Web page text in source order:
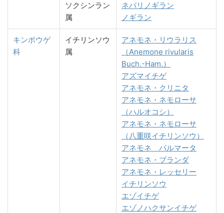
ソクシンラン
属
ネバリノギラン
ノギラン
キンポウゲ
科
イチリンソウ
属
アネモネ・リウラリス
（Anemone rivularis
Buch.-Ham.）
アズマイチゲ
アネモネ・クリニタ
アネモネ・ネモローサ
（ハルオコシ）
アネモネ・ネモローサ
（八重咲イチリンソウ）
アネモネ パルマータ
アネモネ・ブランダ
アネモネ・レッセリー
イチリンソウ
エゾイチゲ
エゾノハクサンイチゲ